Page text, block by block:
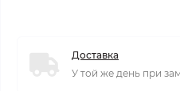
Доставка
У той же день при